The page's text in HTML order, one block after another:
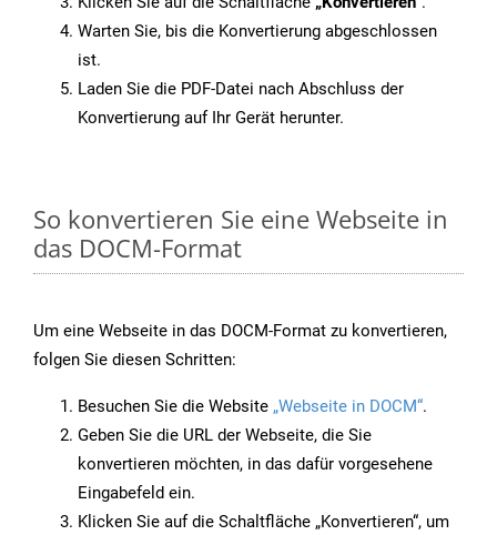
Warten Sie, bis die Konvertierung abgeschlossen
ist.
Laden Sie die PDF-Datei nach Abschluss der
Konvertierung auf Ihr Gerät herunter.
So konvertieren Sie eine Webseite in
das DOCM-Format
Um eine Webseite in das DOCM-Format zu konvertieren,
folgen Sie diesen Schritten:
Besuchen Sie die Website „Webseite in DOCM“.
Geben Sie die URL der Webseite, die Sie
konvertieren möchten, in das dafür vorgesehene
Eingabefeld ein.
Klicken Sie auf die Schaltfläche „Konvertieren“, um